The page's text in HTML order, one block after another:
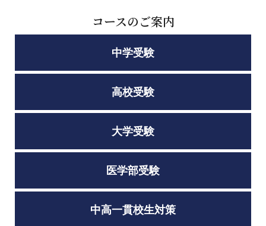
コースのご案内
中学受験
高校受験
大学受験
医学部受験
中高一貫校生対策